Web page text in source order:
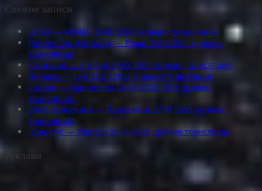
Свежие записи
ЦСКА — УНИКС 10.06.2021 прямая трансляция
Манчестер Юнайтед — Рома 29.04.2021 прямая
трансляция
Словакия — Россия 30.03.2021 прямая трансляция
Динамо — СКА 22.03.2021 прямая трансляция
Суонси — Манчестер Сити 10.02.2021 прямая
трансляция
Райо Вальекано — Барселона 27.01.2021 прямая
трансляция
Ювентус — Наполи 20.01.2021 прямая трансляция
Реклама